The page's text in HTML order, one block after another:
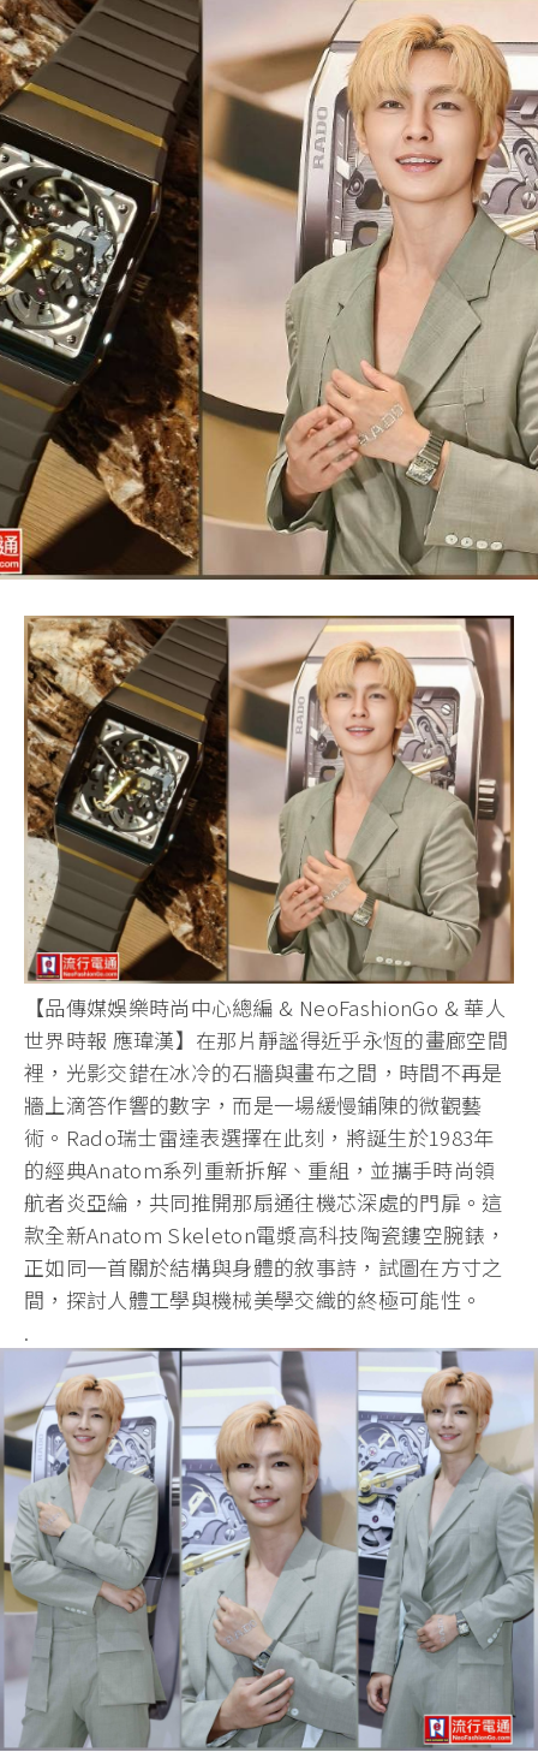
【品傳媒娛樂時尚中心總編 & NeoFashionGo & 華人
世界時報 應瑋漢】在那片靜謐得近乎永恆的畫廊空間
裡，光影交錯在冰冷的石牆與畫布之間，時間不再是
牆上滴答作響的數字，而是一場緩慢鋪陳的微觀藝
術。Rado瑞士雷達表選擇在此刻，將誕生於1983年
的經典Anatom系列重新拆解、重組，並攜手時尚領
航者炎亞綸，共同推開那扇通往機芯深處的門扉。這
款全新Anatom Skeleton電漿高科技陶瓷鏤空腕錶，
正如同一首關於結構與身體的敘事詩，試圖在方寸之
間，探討人體工學與機械美學交織的終極可能性。
.